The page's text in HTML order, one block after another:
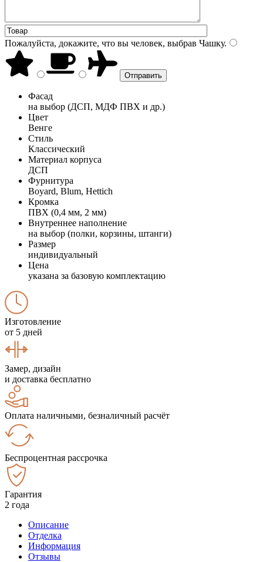
Пожалуйста, докажите, что вы человек, выбрав Чашку.
Фасад
на выбор (ДСП, МДФ ПВХ и др.)
Цвет
Венге
Стиль
Классический
Материал корпуса
ДСП
Фурнитура
Boyard, Blum, Hettich
Кромка
ПВХ (0,4 мм, 2 мм)
Внутреннее наполнение
на выбор (полки, корзины, штанги)
Размер
индивидуальный
Цена
указана за базовую комплектацию
Изготовление
от 5 дней
Замер, дизайн
и доставка бесплатно
Оплата наличными, безналичный расчёт
Беспроцентная рассрочка
Гарантия
2 года
Описание
Отделка
Информация
Отзывы